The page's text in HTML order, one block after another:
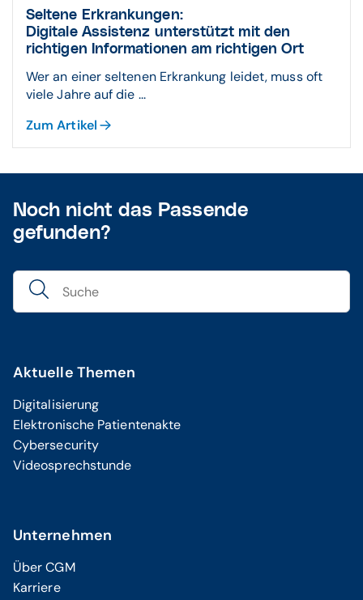
Seltene Erkrankungen:
Digitale Assistenz unterstützt mit den
richtigen Informationen am richtigen Ort
Wer an einer seltenen Erkrankung leidet, muss oft
viele Jahre auf die ...
Zum Artikel
Noch nicht das Passende
gefunden?
Aktuelle Themen
Digitalisierung
Elektronische Patientenakte
Cybersecurity
Videosprechstunde
Unternehmen
Über CGM
Karriere